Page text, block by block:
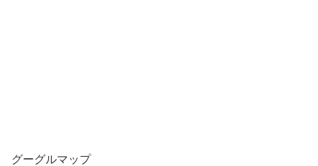
グーグルマップ